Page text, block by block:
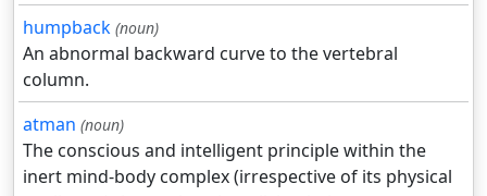
humpback (noun)
An abnormal backward curve to the vertebral
column.
atman (noun)
The conscious and intelligent principle within the
inert mind-body complex (irrespective of its physical